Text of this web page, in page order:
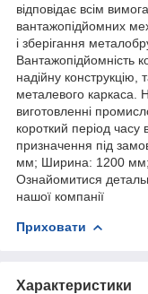
відповідає всім
вантажопідйомних
і зберігання
Вантажопідйомність
надійну конструкцію,
металевого каркаса.
виготовленні
короткий період часу
призначення під
мм; Ширина: 1200 мм;
Ознайомитися
нашої компанії
Приховати
Характеристики